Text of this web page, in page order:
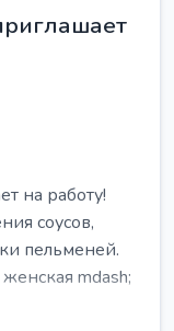
на работу!
соусов,
пельменей.
mdash;